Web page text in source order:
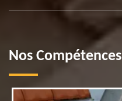
Nos Compétences